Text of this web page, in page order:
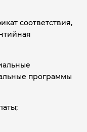
соответствия,
программы